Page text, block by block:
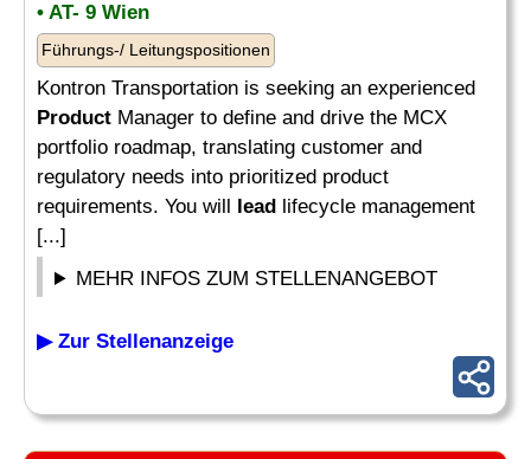
• AT- 9 Wien
Führungs-/ Leitungspositionen
Kontron Transportation is seeking an experienced
Product Manager to define and drive the MCX
portfolio roadmap, translating customer and
regulatory needs into prioritized product
requirements. You will lead lifecycle management
[...]
MEHR INFOS ZUM STELLENANGEBOT
▶ Zur Stellenanzeige